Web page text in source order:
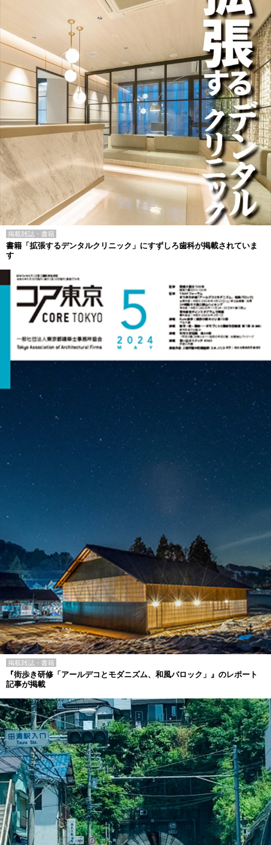
掲載雑誌・書籍
書籍「拡張するデンタルクリニック」にすずしろ歯科が掲載されていま
す
掲載雑誌・書籍
『街歩き研修「アールデコとモダニズム、和風バロック」』のレポート
記事が掲載